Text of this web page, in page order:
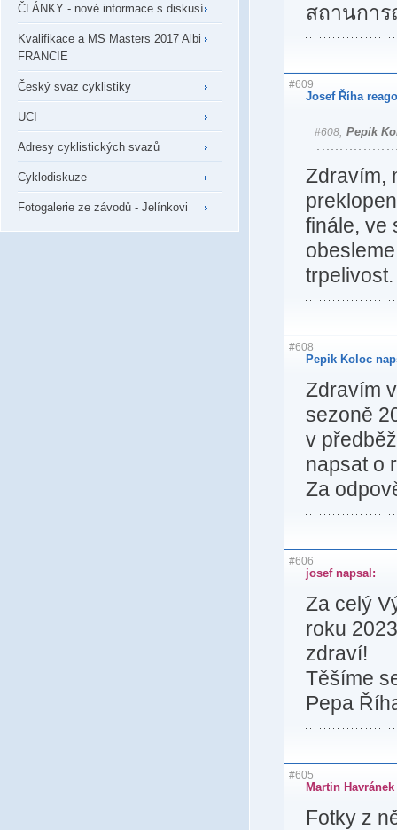
ČLÁNKY - nové informace s diskusí
Kvalifikace a MS Masters 2017 Albi
FRANCIE
Český svaz cyklistiky
UCI
Adresy cyklistických svazů
Cyklodiskuze
Fotogalerie ze závodů - Jelínkovi
สถานกา
#609
Josef Říha
#608, Pepik
Zdravím,
finále, ve
#608
Pepik Koloc
Zdravím
sezoně
v
napsat o
Za
#606
josef napsal:
Za celý
roku
zdraví!
Těšíme
Pepa
#605
Martin
Fotky z